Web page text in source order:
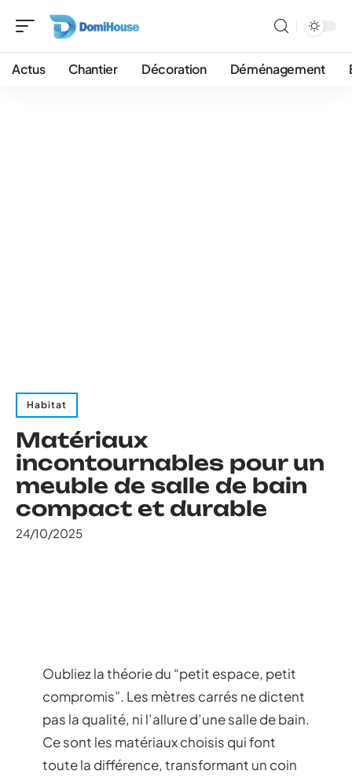
Actus Chantier Décoration Déménagement
Habitat
Matériaux
incontournables pour un
meuble de salle de bain
compact et durable
24/10/2025
Oubliez la théorie du “petit espace, petit
compromis”. Les mètres carrés ne dictent
pas la qualité, ni l’allure d’une salle de bain.
Ce sont les matériaux choisis qui font
toute la différence, transformant un coin